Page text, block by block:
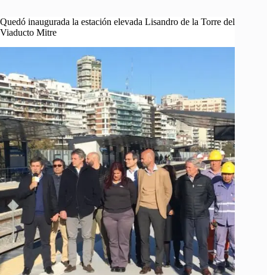
Quedó inaugurada la estación elevada Lisandro de la Torre del
Viaducto Mitre